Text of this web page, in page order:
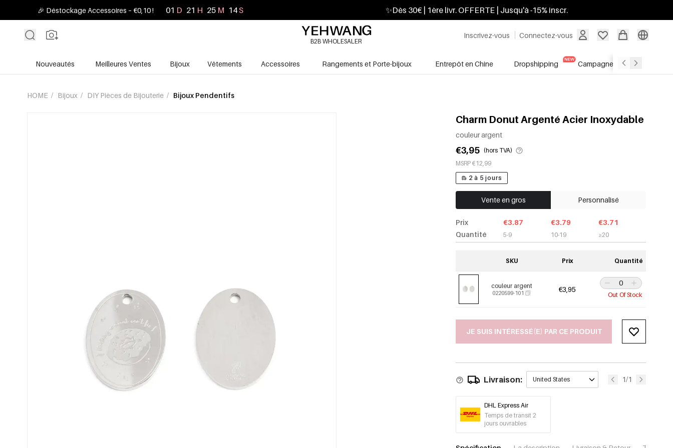
🎉 Déstockage Accessoires – €0,10 ! 01 D 21 H 25 M 13S ✨Dès 30€ | 1ère livr. OFFERTE | Jusqu'à -15% inscr.
Inscrivez-vous Connectez-vous
B2B WHOLESALER
Nouveautés Meilleures Ventes Bijoux Vêtements Accessoires Rangements et Porte-bijoux Entrepôt en Chine Dropshipping Campagnes Soldes
HOME / Bijoux / DIY Pièces de Bijouterie / Bijoux Pendentifs
Charm Donut Argenté Acier Inoxydable
couleur argent
€3,95 (hors TVA)
MSRP €12,99
2 à 5 jours
Vente en gros Personnalisé
Prix
Quantité
€3.87
5-9
€3.79
10-19
€3.71
≥20
SKU Prix Quantité
couleur argent
0220599-101 €3,95
Out Of Stock
JE SUIS INTÉRESSÉ(E) PAR CE PRODUIT
Livraison: United States 1/1
DHL Express Air
Temps de transit 2
jours ouvrables